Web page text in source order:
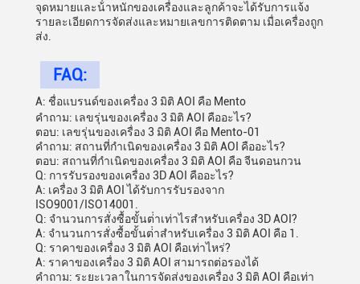
จุดหมายและน้ําหนักของเครื่องและลูกค้าจะได้รับการแจ้ง
รายละเอียดการจัดส่งและหมายเลขการติดตาม เมื่อเครื่องถูก
ส่ง.
FAQ:
A: ชื่อแบรนด์ของเครื่อง 3 มิติ AOI คือ Mento
คําถาม: เลขรุ่นของเครื่อง 3 มิติ AOI คืออะไร?
ตอบ: เลขรุ่นของเครื่อง 3 มิติ AOI คือ Mento-01
คําถาม: สถานที่กําเนิดของเครื่อง 3 มิติ AOI คืออะไร?
ตอบ: สถานที่กําเนิดของเครื่อง 3 มิติ AOI คือ จีนดอนกวน
Q: การรับรองของเครื่อง 3D AOI คืออะไร?
A: เครื่อง 3 มิติ AOI ได้รับการรับรองจาก
ISO9001/ISO14001.
Q: จํานวนการสั่งซื้อขั้นต่ําเท่าไรสําหรับเครื่อง 3D AOI?
A: จํานวนการสั่งซื้อขั้นต่ําสําหรับเครื่อง 3 มิติ AOI คือ 1.
Q: ราคาของเครื่อง 3 มิติ AOI คือเท่าไหร่?
A: ราคาของเครื่อง 3 มิติ AOI สามารถต่อรองได้
คําถาม: ระยะเวลาในการจัดส่งของเครื่อง 3 มิติ AOI คือเท่า